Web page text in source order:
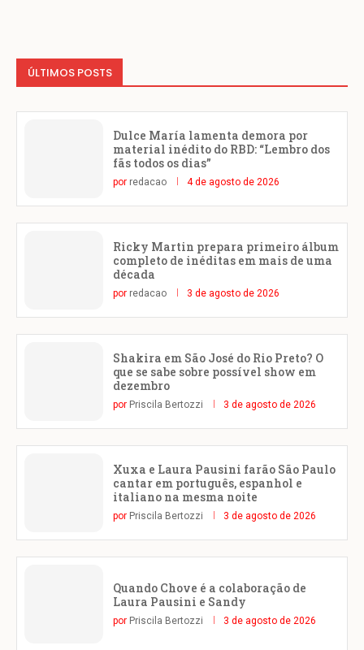
ÚLTIMOS POSTS
Dulce María lamenta demora por
material inédito do RBD: “Lembro dos
fãs todos os dias”
por redacao 4 de agosto de 2026
Ricky Martin prepara primeiro álbum
completo de inéditas em mais de uma
década
por redacao 3 de agosto de 2026
Shakira em São José do Rio Preto? O
que se sabe sobre possível show em
dezembro
por Priscila Bertozzi 3 de agosto de 2026
Xuxa e Laura Pausini farão São Paulo
cantar em português, espanhol e
italiano na mesma noite
por Priscila Bertozzi 3 de agosto de 2026
Quando Chove é a colaboração de
Laura Pausini e Sandy
por Priscila Bertozzi 3 de agosto de 2026